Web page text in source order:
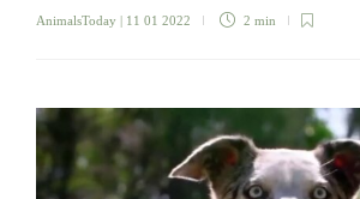
AnimalsToday | 11 01 2022 2 min